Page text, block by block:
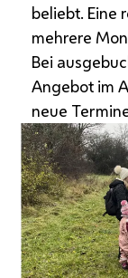
beliebt. Eine
mehrere
Bei
Angebot im
neue